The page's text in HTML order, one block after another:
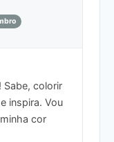
Sabe, colorir
inspira. Vou
cor